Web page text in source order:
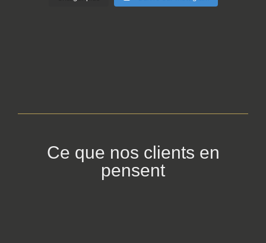
Ce que nos clients en
pensent